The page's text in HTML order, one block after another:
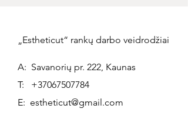
„Estheticut“ rankų darbo veidrodžiai
A: Savanorių pr. 222, Kaunas
T: +37067507784
E: estheticut@gmail.com